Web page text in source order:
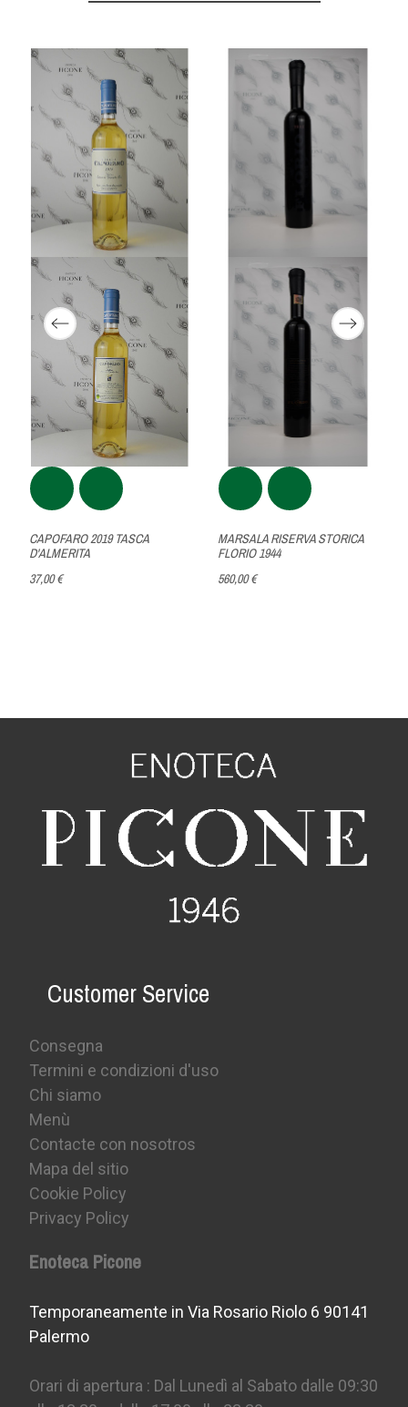
CAPOFARO 2019 TASCA
D'ALMERITA
37,00 €
MARSALA RISERVA STORICA
FLORIO 1944
560,00 €
Customer Service
Consegna
Termini e condizioni d'uso
Chi siamo
Menù
Contacte con nosotros
Mapa del sitio
Cookie Policy
Privacy Policy
Enoteca Picone
Temporaneamente in Via Rosario Riolo 6 90141
Palermo
Orari di apertura : Dal Lunedì al Sabato dalle 09:30